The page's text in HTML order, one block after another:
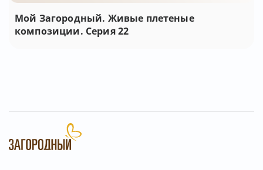
Мой Загородный. Живые плетеные
композиции. Серия 22